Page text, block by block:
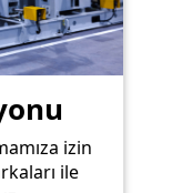
izin
ile